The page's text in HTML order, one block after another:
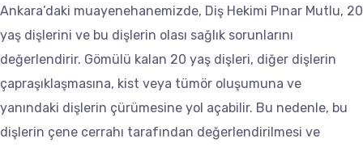
Ankara’daki muayenehanemizde, Diş Hekimi Pınar Mutlu, 20
yaş dişlerini ve bu dişlerin olası sağlık sorunlarını
değerlendirir. Gömülü kalan 20 yaş dişleri, diğer dişlerin
çapraşıklaşmasına, kist veya tümör oluşumuna ve
yanındaki dişlerin çürümesine yol açabilir. Bu nedenle, bu
dişlerin çene cerrahı tarafından değerlendirilmesi ve